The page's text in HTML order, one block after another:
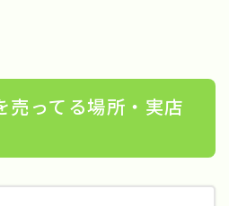
売ってる場所・実店